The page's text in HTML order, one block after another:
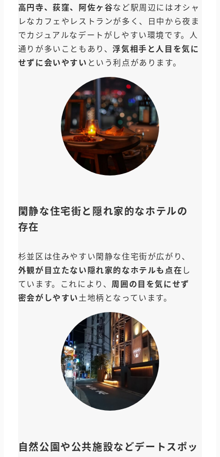
高円寺、荻窪、阿佐ヶ谷など駅周辺にはオシャ
レなカフェやレストランが多く、日中から夜ま
でカジュアルなデートがしやすい環境です。人
通りが多いこともあり、浮気相手と人目を気に
せずに会いやすい という利点があります。
閑静な住宅街と隠れ家的なホテルの
存在
杉並区は住みやすい閑静な住宅街が広がり、
外観が目立たない隠れ家的なホテルも点在し
ています。これにより、 周囲の目を気にせず
密会がしやすい土地柄となっています。
自然公園や公共施設などデートスポッ